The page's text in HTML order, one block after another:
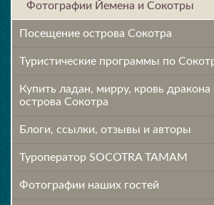
Фотографии Йемена и Сокотры
Посещение острова Cокотра
Туристические программы по
Купить ладан, мирру, кровь
острова Сокотра
Блоги, ссылки, отзывы и авторы
Туроператор SOCOTRA TAMAM
Фотографии наших гостей